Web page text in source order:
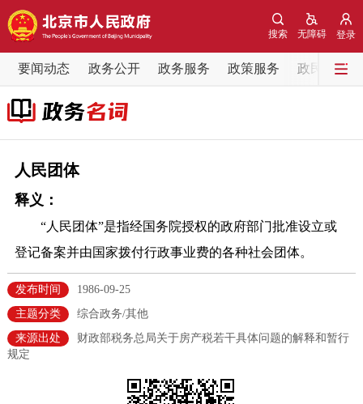
登录
无障碍
搜索
要闻动态 政务公开 政务服务 政策服务 政民互动
要闻动态
党中央精神
各区热点
政务公开
市领导
政策兑现 政策解读 回应关切
专题公开
人民团体
释义：
“人民团体”是指经国务院授权的政府部门批准设立或
登记备案并由国家拨付行政事业费的各种社会团体。
发布时间
1986-09-25
主题分类
综合政务/其他
来源出处
财政部税务总局关于房产税若干具体问题的解释和暂行
规定